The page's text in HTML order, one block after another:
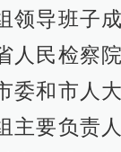
领导班子
人民检察
委和市人
主要负责